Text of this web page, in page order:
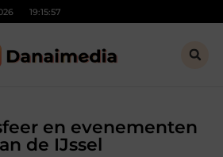
19:15:59
en evenementen
de IJssel